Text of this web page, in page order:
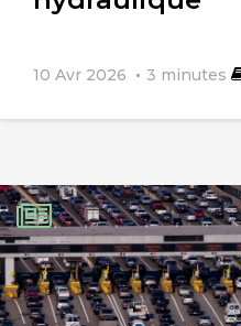
10 Avr 2026 3 minutes